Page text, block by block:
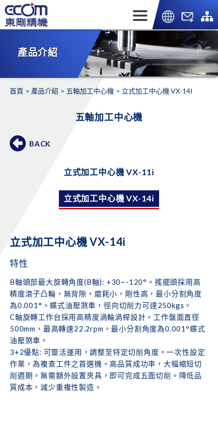
產品介紹
首頁 產品介紹 五軸加工中心機 立式加工中心機 VX-14I
五軸加工中心機
BACK
立式加工中心機 VX-11i
立式加工中心機 VX-14i
立式加工中心機 VX-14i
特性
B軸頭部最大旋轉角度(B軸): +30~-120°。搖擺頭採用高
精度滾子凸輪，無背隙，磨耗小，剛性高，最小分割角度
為0.001°。蝶式油壓煞車，徑向切削力可達250kgs。
C軸旋轉工作台採用高精度渦輪渦桿設計。工作盤面直徑
500mm，最高轉速22.2rpm。最小分割角度為0.001°蝶式
油壓煞車。
3+2優點: 可靈活運用，調整至特定切削角度。一次性設定
作業，為複查工件之首選機。高品質成功率，大幅縮短切
削週期。無需額外設置夾具，即可完成五面切削。降低品
質成本，減少重複性製造。